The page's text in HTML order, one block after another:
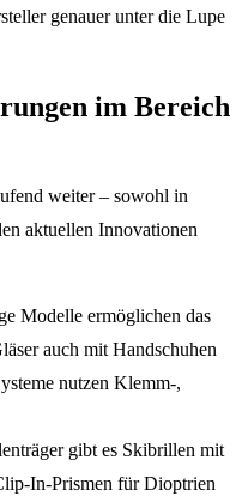
genauer unter die Lupe
im Bereich
weiter – sowohl in
aktuellen Innovationen
Modelle ermöglichen das
auch mit Handschuhen
nutzen Klemm-,
gibt es Skibrillen mit
In-Prismen für Dioptrien